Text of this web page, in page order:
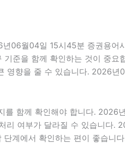
06월04일 15시45분 증권용어
준을 함께 확인하는 것이 중
영향을 줄 수 있습니다. 2026년
함께 확인해야 합니다. 2026
리 여부가 달라질 수 있습니다.
계에서 확인하는 편이 좋습니